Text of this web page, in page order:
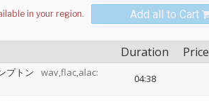
Add all to Cart
Duration Price
プトン
wav,flac,alac:
04:38